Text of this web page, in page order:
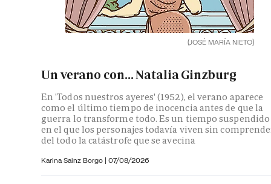
(JOSÉ MARÍA NIETO)
Un verano con... Natalia Ginzburg
En 'Todos nuestros ayeres' (1952), el verano aparece
como el último tiempo de inocencia antes de que la
guerra lo transforme todo. Es un tiempo suspendido
en el que los personajes todavía viven sin
del todo la catástrofe que se avecina
Karina Sainz Borgo | 07/08/2026